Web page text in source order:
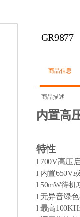
GR9877
商品信息
商品描述
内置高
特性
l 700V高压
l 内置650V
l 50mW待机
l 无异音绿
l 最高